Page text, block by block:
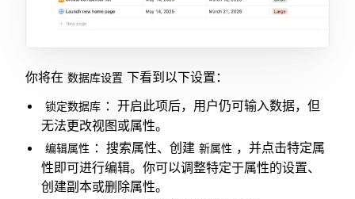
你将在 数据库设置 下看到以下设置：
锁定数据库 ：开启此项后，用户仍可输入数据，但
无法更改视图或属性。
编辑属性 ：搜索属性、创建 新属性 ，并点击特定属
性即可进行编辑。你可以调整特定于属性的设置、
创建副本或删除属性。